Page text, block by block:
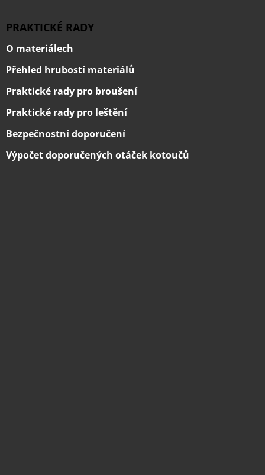
PRAKTICKÉ RADY
O materiálech
Přehled hrubostí materiálů
Praktické rady pro broušení
Praktické rady pro leštění
Bezpečnostní doporučení
Výpočet doporučených otáček kotoučů